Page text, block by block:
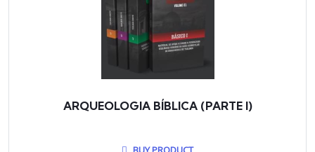
ARQUEOLOGIA BÍBLICA (PARTE I)